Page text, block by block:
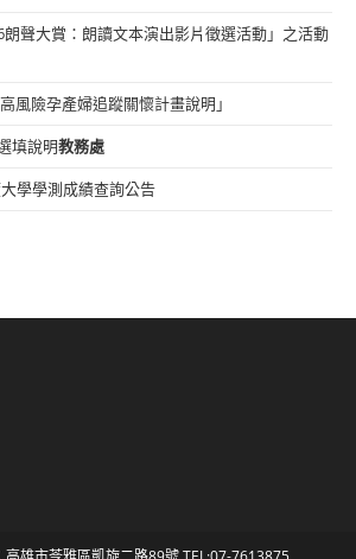
聲大賞：朗讀文本演出影片徵選活動」之活動
風險孕產婦追蹤關懷計畫說明」
填說明教務處
學學測成績查詢公告